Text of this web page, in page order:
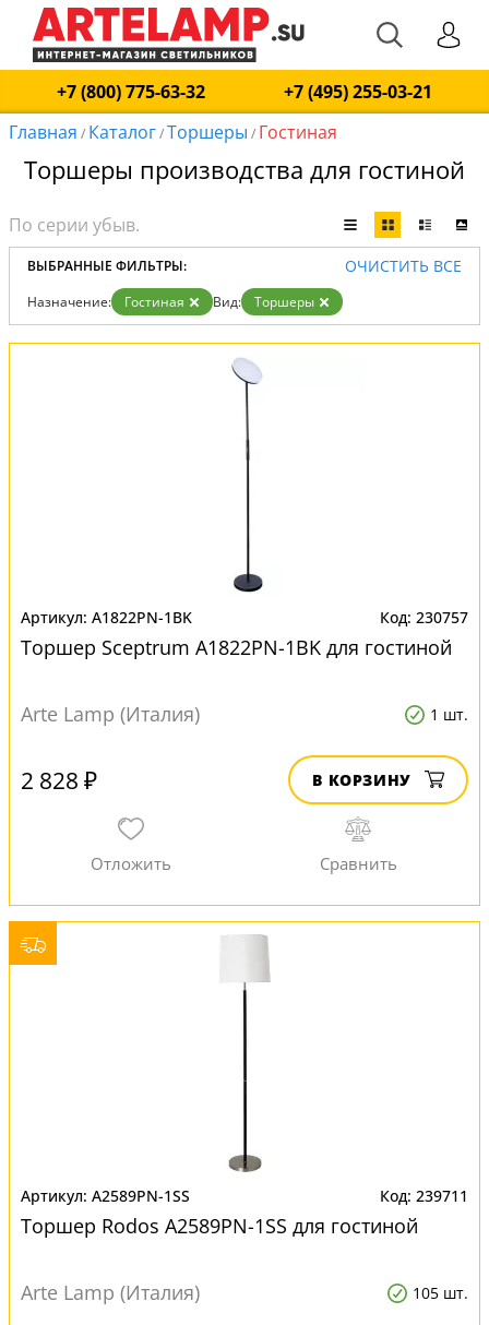
+7 (800) 775-63-32
+7 (495) 255-03-21
Главная / Каталог/Торшеры / Гостиная
Торшеры производства для гостиной
ВЫБРАННЫЕ ФИЛЬТРЫ: ОЧИСТИТЬ ВСЕ
Назначение: Гостиная Вид: Торшеры
A1822PN-1BK 230757
Торшер Sceptrum A1822PN-1BK для гостиной
Arte Lamp (Италия) 1 шт.
2 828 ₽ В КОРЗИНУ
A2589PN-1SS 239711
Торшер Rodos A2589PN-1SS для гостиной
Arte Lamp (Италия) 105 шт.